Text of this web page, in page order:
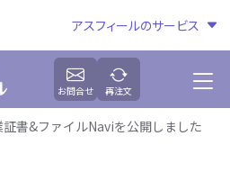
アスフィールのサービス
お問合せ 再注文
証書&ファイルNaviを公開しました